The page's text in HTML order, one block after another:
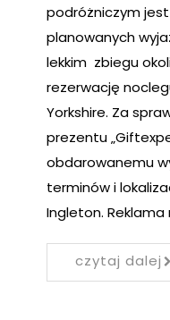
podróżniczym
planowanych
lekkim zbiegu
rezerwację
Yorkshire. Za
prezentu
obdarowanemu
terminów i
Ingleton.
czytaj dalej